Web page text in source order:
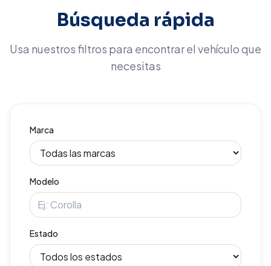
Búsqueda rápida
Usa nuestros filtros para encontrar el vehículo que
necesitas
Marca
Modelo
Estado